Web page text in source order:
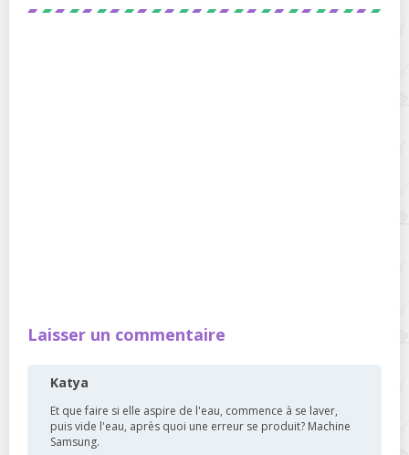
Laisser un commentaire
Katya
Et que faire si elle aspire de l'eau, commence à se laver,
puis vide l'eau, après quoi une erreur se produit? Machine
Samsung.